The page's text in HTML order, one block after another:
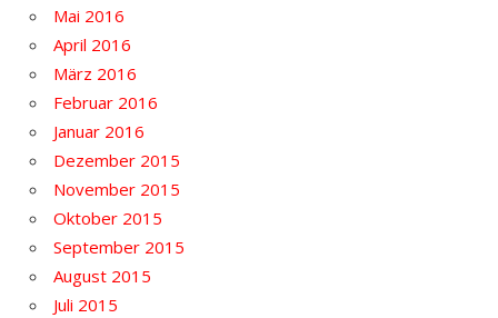
Mai 2016
April 2016
März 2016
Februar 2016
Januar 2016
Dezember 2015
November 2015
Oktober 2015
September 2015
August 2015
Juli 2015